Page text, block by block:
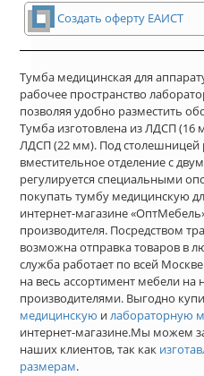
Создать оферту ЕАИСТ
Тумба медицинская для
рабочее пространство
позволяя удобно разместить
Тумба изготовлена из ЛДСП
ЛДСП (22 мм). Под
вместительное отделение с
регулируется специальными
покупать тумбу медицинскую
интернет-магазине
производителя. Посредством
возможна отправка товаров в
служба работает по всей
на весь ассортимент мебели на
производителями. Выгодно
медицинскую илабораторную
интернет-магазине.Мы можем
наших клиентов, так как
размерам.